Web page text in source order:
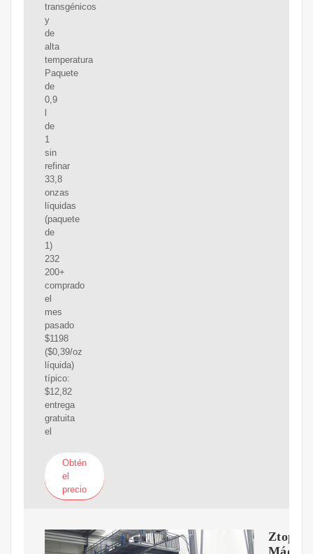
transgénicos
y
de
alta
temperatura
Paquete
de
0,9
de
1
sin
refinar
33,8
onzas
líquidas
(paquete
de
1)
232
200+
comprado
el
mes
pasado
$1198
($0,39/oz
líquida)
típico:
$12,82
entrega
gratuita
el
Obtén
el
precio
Ztopia